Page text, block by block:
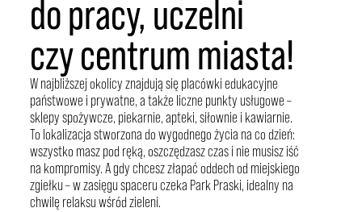
do pracy, uczelni
czy centrum miasta!
W najbliższej okolicy znajdują się placówki edukacyjne
państwowe i prywatne, a także liczne punkty usługowe –
sklepy spożywcze, piekarnie, apteki, siłownie i kawiarnie.
To lokalizacja stworzona do wygodnego życia na co dzień:
wszystko masz pod ręką, oszczędzasz czas i nie musisz iść
na kompromisy. A gdy chcesz złapać oddech od miejskiego
zgiełku – w zasięgu spaceru czeka Park Praski, idealny na
chwilę relaksu wśród zieleni.